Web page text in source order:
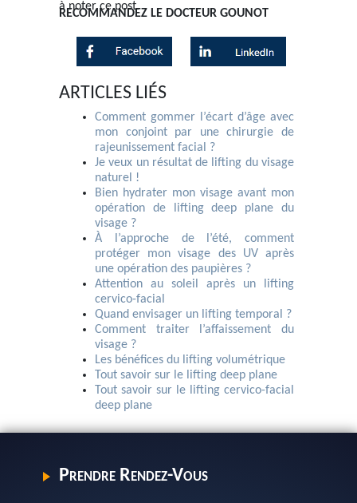
à noter ce post.
RECOMMANDEZ LE DOCTEUR GOUNOT
ARTICLES LIÉS
Comment gommer l’écart d’âge avec
mon conjoint par une chirurgie de
rajeunissement facial ?
Je veux un résultat de lifting du visage
naturel !
Bien hydrater mon visage avant mon
opération de lifting deep plane du
visage ?
À l’approche de l’été, comment
protéger mon visage des UV après
une opération des paupières ?
Attention au soleil après un lifting
cervico-facial
Quand envisager un lifting temporal ?
Comment traiter l’affaissement du
visage ?
Les bénéfices du lifting volumétrique
Tout savoir sur le lifting deep plane
Tout savoir sur le lifting cervico-facial
deep plane
Prendre Rendez-Vous